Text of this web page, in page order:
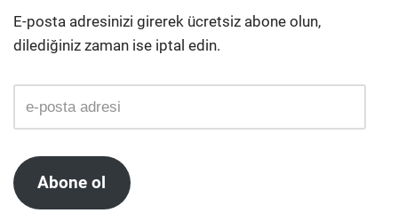
E-posta adresinizi girerek ücretsiz abone olun,
dilediğiniz zaman ise iptal edin.
Abone ol